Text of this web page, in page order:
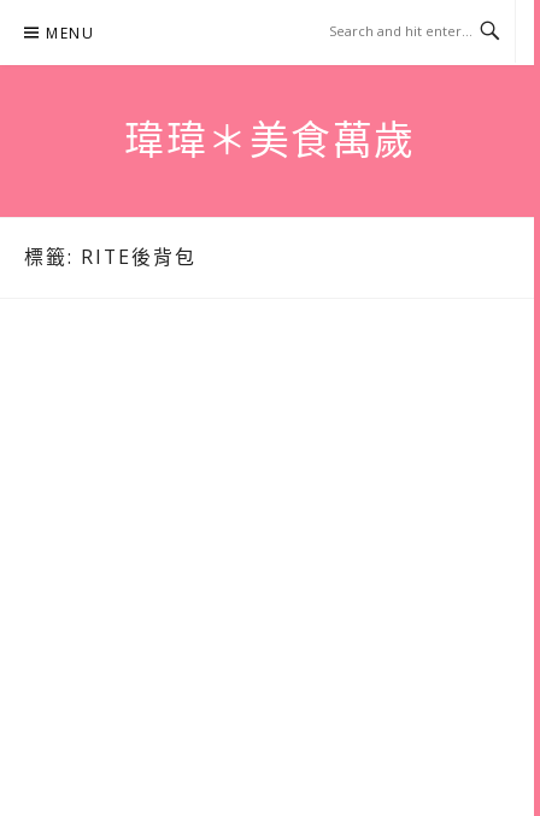
content
MENU
瑋瑋＊美食萬歲
標籤: RITE後背包